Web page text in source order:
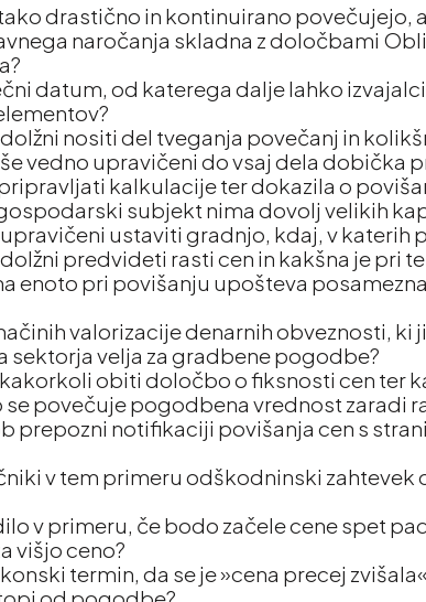
drastično in kontinuirano povečujejo,
naročanja skladna z določbami
datum, od katerega dalje lahko
nositi del tveganja povečanj in
vedno upravičeni do vsaj dela dobička
kalkulacije ter dokazila o
subjekt nima dovolj velikih
ustaviti gradnjo, kdaj, v katerih
predvideti rasti cen in kakšna je pri
enoto pri povišanju upošteva
valorizacije denarnih obveznosti,
sektorja velja za gradbene pogodbe?
obiti določbo o fiksnosti cen ter
povečuje pogodbena vrednost zaradi
prepozni notifikaciji povišanja cen s
v tem primeru odškodninski zahtevek
v primeru, če bodo začele cene spet
višjo ceno?
termin, da se je »cena precej